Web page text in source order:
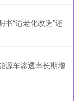
“适老化改造”还
源车渗透率长期增